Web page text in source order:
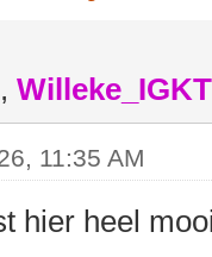
, Willeke_IGKT
11:35 AM
hier heel